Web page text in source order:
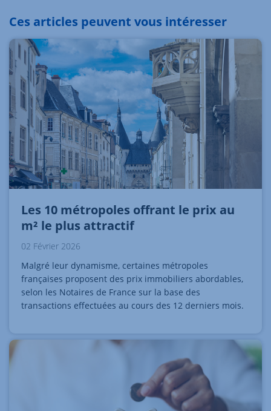
Ces articles peuvent vous intéresser
Les 10 métropoles offrant le prix au
m² le plus attractif
02 Février 2026
Malgré leur dynamisme, certaines métropoles
françaises proposent des prix immobiliers abordables,
selon les Notaires de France sur la base des
transactions effectuées au cours des 12 derniers mois.